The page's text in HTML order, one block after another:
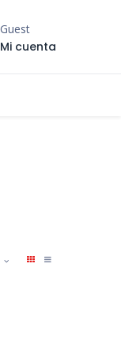
Guest
Mi cuenta
¡DESCUBRE NUESTRO